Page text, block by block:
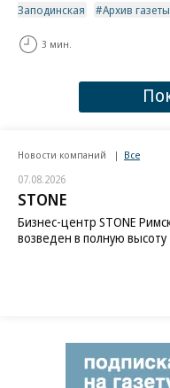
Заподинская
Архив
3 мин.
Новости компаний Все
07.08.2026
STONE
Бизнес-центр STONE
возведен в полную высоту